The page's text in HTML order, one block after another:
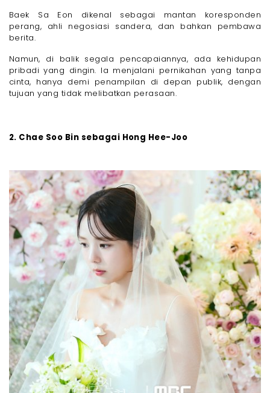
Baek Sa Eon dikenal sebagai mantan koresponden
perang, ahli negosiasi sandera, dan bahkan pembawa
berita.
Namun, di balik segala pencapaiannya, ada kehidupan
pribadi yang dingin. Ia menjalani pernikahan yang tanpa
cinta, hanya demi penampilan di depan publik, dengan
tujuan yang tidak melibatkan perasaan.
2. Chae Soo Bin sebagai Hong Hee-Joo